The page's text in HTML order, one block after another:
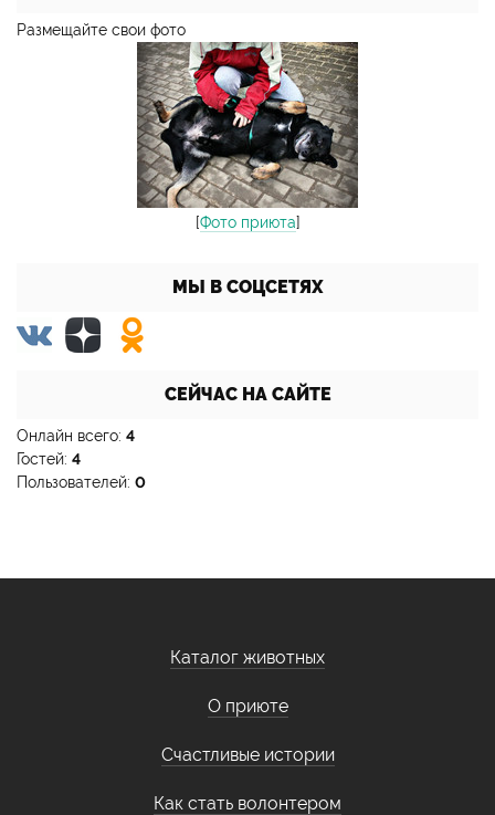
Размещайте свои фото
[Фото приюта]
МЫ В СОЦСЕТЯХ
СЕЙЧАС НА САЙТЕ
Онлайн всего: 4
Гостей: 4
Пользователей: 0
Каталог животных
О приюте
Счастливые истории
Как стать волонтером